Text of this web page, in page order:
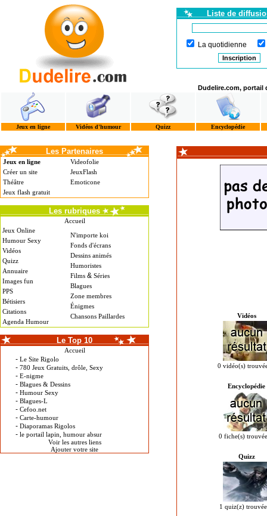
Liste de
La quotidienne
Dudelire.com, portail
Jeux en ligne Vidéos d'humour Quizz Encyclopédie
Les Partenaires
Jeux en ligne
Créer un site
Théâtre
Jeux flash gratuit
Videofolie
JeuxFlash
Emoticone
Les rubriques
Accueil
Jeux Online
Humour Sexy
Vidéos
Quizz
Annuaire
Images fun
PPS
Bétisiers
Citations
Agenda Humour
N'importe koi
Fonds d'écrans
Dessins animés
Humoristes
Films & Séries
Blagues
Zone membres
Énigmes
Chansons Paillardes
Le Top 10
Accueil
- Le Site Rigolo
- 780 Jeux Gratuits, drôle, Sexy
- E-nigme
- Blagues & Dessins
- Humour Sexy
- Blagues-L
- Cefoo.net
- Carte-humour
- Diaporamas Rigolos
- le portail lapin, humour absur
Voir les autres liens
Ajouter votre site
Vidéos
0 vidéo(s)
Encyclopédie
0 fiche(s)
Quizz
1 quiz(z)